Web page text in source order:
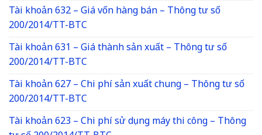
Tài khoản 632 – Giá vốn hàng bán – Thông tư số
200/2014/TT-BTC
Tài khoản 631 – Giá thành sản xuất – Thông tư số
200/2014/TT-BTC
Tài khoản 627 – Chi phí sản xuất chung – Thông tư số
200/2014/TT-BTC
Tài khoản 623 – Chi phí sử dụng máy thi công – Thông